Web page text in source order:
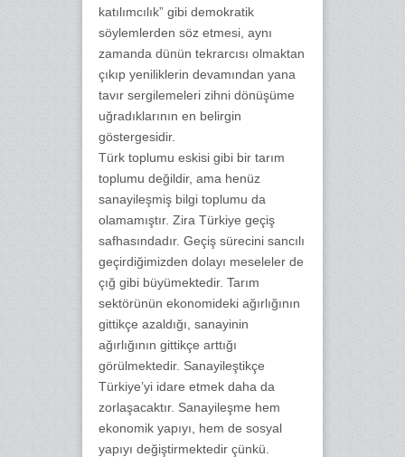
katılımcılık” gibi demokratik
söylemlerden söz etmesi, aynı
zamanda dünün tekrarcısı olmaktan
çıkıp yeniliklerin devamından yana
tavır sergilemeleri zihni dönüşüme
uğradıklarının en belirgin
göstergesidir.
Türk toplumu eskisi gibi bir tarım
toplumu değildir, ama henüz
sanayileşmiş bilgi toplumu da
olamamıştır. Zira Türkiye geçiş
safhasındadır. Geçiş sürecini sancılı
geçirdiğimizden dolayı meseleler de
çığ gibi büyümektedir. Tarım
sektörünün ekonomideki ağırlığının
gittikçe azaldığı, sanayinin
ağırlığının gittikçe arttığı
görülmektedir. Sanayileştikçe
Türkiye’yi idare etmek daha da
zorlaşacaktır. Sanayileşme hem
ekonomik yapıyı, hem de sosyal
yapıyı değiştirmektedir çünkü.